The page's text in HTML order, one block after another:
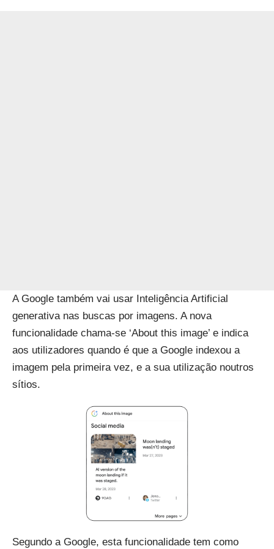
A Google também vai usar Inteligência Artificial
generativa nas buscas por imagens. A nova
funcionalidade chama-se ‘About this image’ e indica
aos utilizadores quando é que a Google indexou a
imagem pela primeira vez, e a sua utilização noutros
sítios.
Segundo a Google, esta funcionalidade tem como